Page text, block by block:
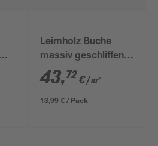
Leimholz Buche
massiv geschliffen
800 x 400 x 18 mm
43,72€/ m²
13,99 € / Pack